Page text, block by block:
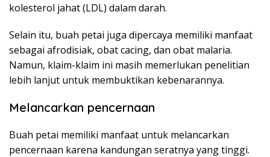
kolesterol jahat (LDL) dalam darah.
Selain itu, buah petai juga dipercaya memiliki manfaat
sebagai afrodisiak, obat cacing, dan obat malaria.
Namun, klaim-klaim ini masih memerlukan penelitian
lebih lanjut untuk membuktikan kebenarannya.
Melancarkan pencernaan
Buah petai memiliki manfaat untuk melancarkan
pencernaan karena kandungan seratnya yang tinggi.